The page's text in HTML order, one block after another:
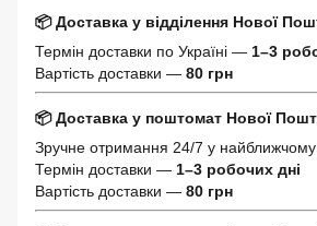
📦 Доставка у відділення Нової
Термін доставки по Україні — 1–3
Вартість доставки — 80 грн
📦 Доставка у поштомат Нової
Зручне отримання 24/7 у
Термін доставки — 1–3 робочих дні
Вартість доставки — 80 грн